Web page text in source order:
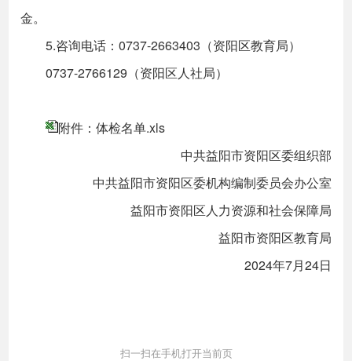
金。
5.咨询电话：0737-2663403（资阳区教育局）
0737-2766129（资阳区人社局）
附件：体检名单.xls
中共益阳市资阳区委组织部
中共益阳市资阳区委机构编制委员会办公室
益阳市资阳区人力资源和社会保障局
益阳市资阳区教育局
2024年7月24日
扫一扫在手机打开当前页